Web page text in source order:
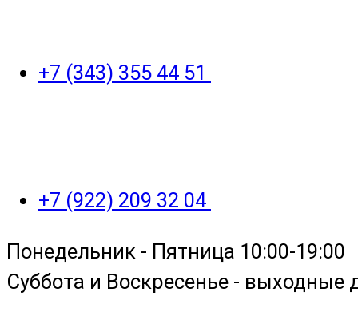
+7 (343) 355 44 51
+7 (922) 209 32 04
Понедельник - Пятница 10:00-19:00
Суббота и Воскресенье - выходные